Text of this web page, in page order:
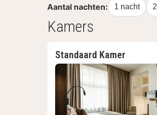
Aantal nachten: 1 nacht
Kamers
Standaard Kamer